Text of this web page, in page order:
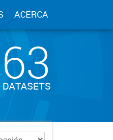
ACERCA
DATASETS